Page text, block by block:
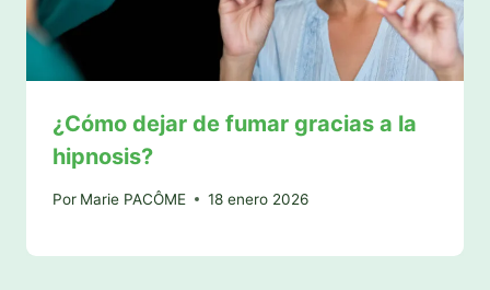
¿Cómo dejar de fumar gracias a la
hipnosis?
Por Marie PACÔME 18 enero 2026